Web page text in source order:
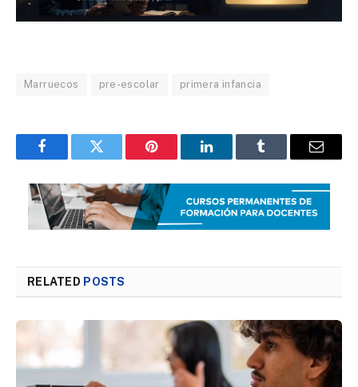
Marruecos pre-escolar primera infancia
FacebookTwitter Pinterest LinkedInTumblr Email
RELATED POSTS